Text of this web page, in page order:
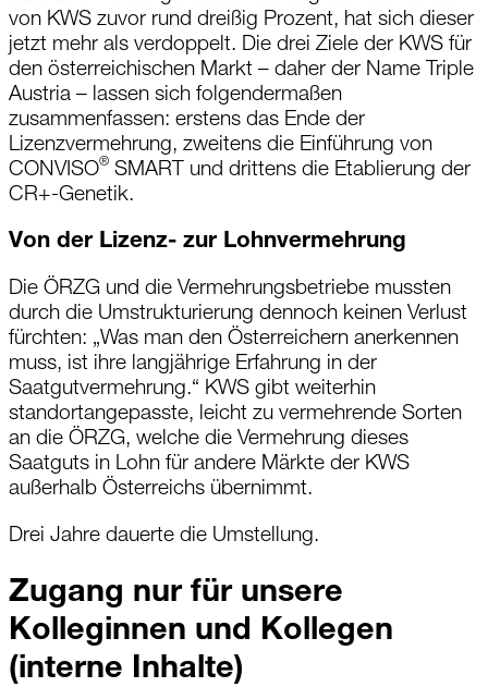
von KWS zuvor rund dreißig Prozent, hat sich dieser
jetzt mehr als verdoppelt. Die drei Ziele der KWS für
den österreichischen Markt – daher der Name Triple
Austria – lassen sich folgendermaßen
zusammenfassen: erstens das Ende der
Lizenzvermehrung, zweitens die Einführung von
CONVISO® SMART und drittens die Etablierung der
CR+-Genetik.
Von der Lizenz- zur Lohnvermehrung
Die ÖRZG und die Vermehrungsbetriebe mussten
durch die Umstrukturierung dennoch keinen Verlust
fürchten: „Was man den Österreichern anerkennen
muss, ist ihre langjährige Erfahrung in der
Saatgutvermehrung.“ KWS gibt weiterhin
standortangepasste, leicht zu vermehrende Sorten
an die ÖRZG, welche die Vermehrung dieses
Saatguts in Lohn für andere Märkte der KWS
außerhalb Österreichs übernimmt.
Drei Jahre dauerte die Umstellung.
Zugang nur für unsere
Kolleginnen und Kollegen
(interne Inhalte)